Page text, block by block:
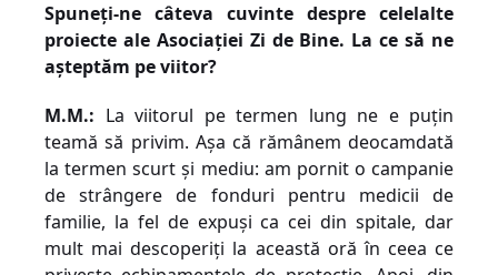
Spuneți-ne câteva cuvinte despre celelalte
proiecte ale Asociaţiei Zi de Bine. La ce să ne
așteptăm pe viitor?
M.M.: La viitorul pe termen lung ne e puțin
teamă să privim. Așa că rămânem deocamdată
la termen scurt și mediu: am pornit o campanie
de strângere de fonduri pentru medicii de
familie, la fel de expuși ca cei din spitale, dar
mult mai descoperiți la această oră în ceea ce